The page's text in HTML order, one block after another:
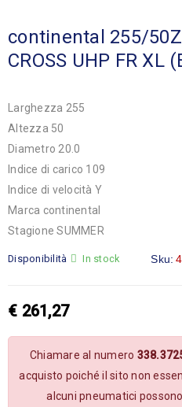
continental 255/
CROSS UHP FR XL
Larghezza 255
Altezza 50
Diametro 20.0
Indice di carico 109
Indice di velocità Y
Marca continental
Stagione SUMMER
Disponibilità In stock Sku:
€ 261,27
Chiamare al numero
acquisto poiché il sito non
alcuni pneumatici